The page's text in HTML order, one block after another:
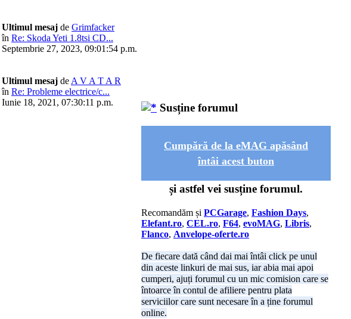
Ultimul mesaj de Grimfacker
în Re: Skoda Yeti 1.8tsi CD...
Septembrie 27, 2023, 09:01:54 p.m.
Ultimul mesaj de A V A T A R
în Re: Probleme electrice/c...
Iunie 18, 2021, 07:30:11 p.m.
Susține forumul
Cumpără de la eMAG apăsând
întâi acest buton
și astfel vei susține forumul.
Recomandăm și PCGarage, Fashion Days,
Elefant.ro, CEL.ro, F64, evoMAG, Libris,
Flanco, Anvelope-oferte.ro
De fiecare dată când dai mai întâi click pe unul
din aceste linkuri de mai sus, iar abia mai apoi
cumperi, ajuți forumul cu un mic comision care se
întoarce în contul de afiliere pentru plata
serviciilor care sunt necesare în a ține forumul
online.